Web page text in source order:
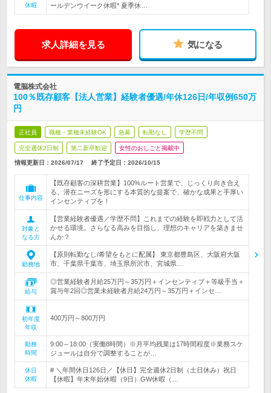
休暇
ールデンウイーク休暇* 夏季休…
求人詳細を見る 気になる
電脳株式会社
100％既存顧客【法人営業】経験者優遇/年休126日/年収例650万
円
正社員 職種・業種未経験OK 急募 転勤なし 学歴不問
完全週休2日制 第二新卒歓迎 女性のおしごと掲載中
情報更新日：2026/07/17 終了予定日： 2026/10/15
仕事内容
【既存顧客の深耕営業】100%ルート営業で、じっくり向き合え
る。潜在ニーズを形にする本質的な提案で、確かな成果と手厚い
インセンティブを！
対象と
なる方
【営業経験者優遇／学歴不問】これまでの経験を即戦力として活
かせる環境。さらなる高みを目指し、理想のキャリアを築きませ
んか？
勤務地
【原則転勤なし/希望をもとに配属】 東京都豊島区、大阪府大阪
市、千葉県千葉市、埼玉県所沢市、宮城県…
給与
◎営業経験者月給25万円～35万円＋インセンティブ＋等級手当＋
賞与年2回◎営業未経験者月給24万円～35万円＋インセ…
初年度
年収
400万円～800万円
勤務
時間
9:00～18:00（実働8時間）※月平均残業は17時間程度※業務スケ
ジュールは自分で調整することが…
休日
休暇
# ＼年間休日126日／【休日】完全週休2日制（土日休み）祝日
【休暇】年末年始休暇（9日）GW休暇（…